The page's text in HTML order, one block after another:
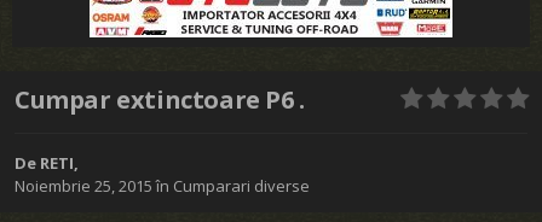
Cumpar extinctoare P6 .
De RETI,
Noiembrie 25, 2015în Cumparari diverse